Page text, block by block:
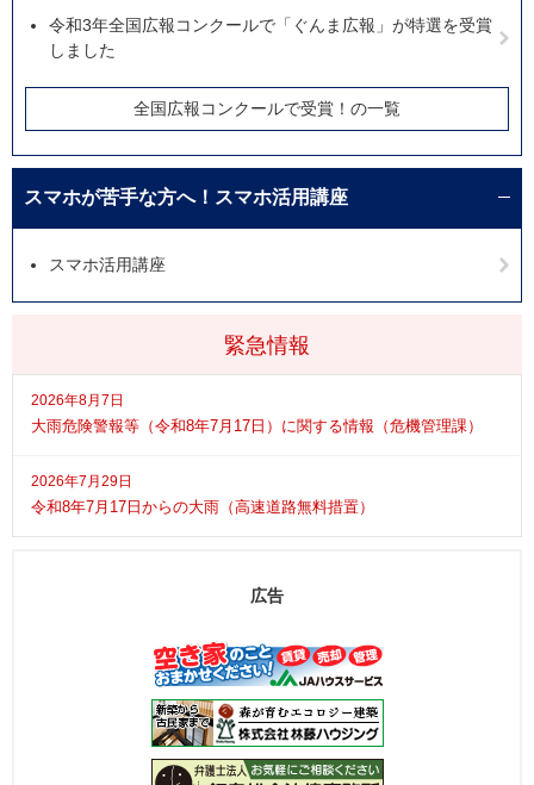
緊急情報
2026年8月7日
大雨危険警報等（令和8年7月17日）に関する情報（危機管理課）
2026年7月29日
令和8年7月17日からの大雨（高速道路無料措置）
令和3年全国広報コンクールで「ぐんま広報」が特選を受賞
しました
全国広報コンクールで受賞！の一覧
スマホが苦手な方へ！スマホ活用講座
スマホ活用講座
広告